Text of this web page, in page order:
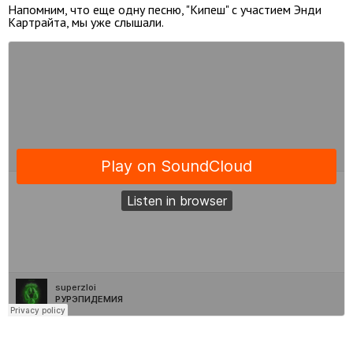
Напомним, что еще одну песню, "Кипеш" с участием Энди
Картрайта, мы уже слышали.